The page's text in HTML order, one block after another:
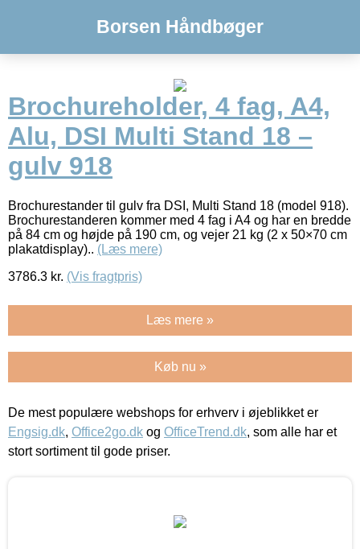
Borsen Håndbøger
Brochureholder, 4 fag, A4,
Alu, DSI Multi Stand 18 –
gulv 918
Brochurestander til gulv fra DSI, Multi Stand 18 (model 918).
Brochurestanderen kommer med 4 fag i A4 og har en bredde
på 84 cm og højde på 190 cm, og vejer 21 kg (2 x 50×70 cm
plakatdisplay).. (Læs mere)
3786.3 kr. (Vis fragtpris)
Læs mere »
Køb nu »
De mest populære webshops for erhverv i øjeblikket er
Engsig.dk, Office2go.dk og OfficeTrend.dk, som alle har et
stort sortiment til gode priser.